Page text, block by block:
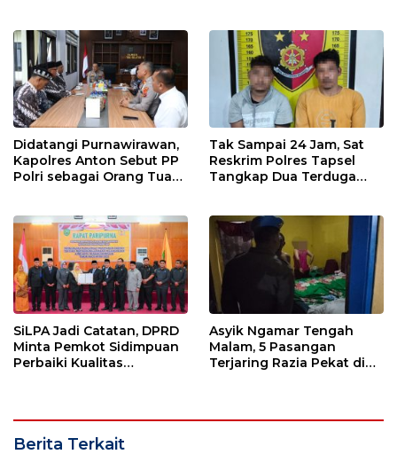
Didatangi Purnawirawan,
Kapolres Anton Sebut PP
Polri sebagai Orang Tua
Tak Sampai 24 Jam, Sat
Reskrim Polres Tapsel
Tangkap Dua Terduga
SiLPA Jadi Catatan, DPRD
Minta Pemkot Sidimpuan
Perbaiki Kualitas
Asyik Ngamar Tengah
Malam, 5 Pasangan
Terjaring Razia Pekat di
Berita Terkait